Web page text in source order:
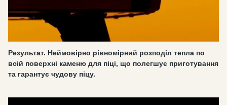
Результат. Неймовірно рівномірний розподіл тепла по
всій поверхні каменю для піці, що полегшує приготування
та гарантує чудову піцу.